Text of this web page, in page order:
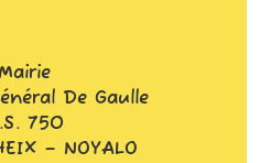
Mairie
De Gaulle
750
– NOYALO